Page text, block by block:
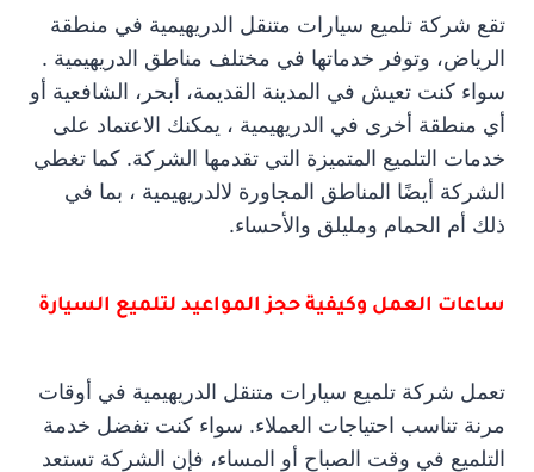
تقع شركة تلميع سيارات متنقل الدريهيمية في منطقة
الرياض، وتوفر خدماتها في مختلف مناطق الدريهيمية .
سواء كنت تعيش في المدينة القديمة، أبحر، الشافعية أو
أي منطقة أخرى في الدريهيمية ، يمكنك الاعتماد على
خدمات التلميع المتميزة التي تقدمها الشركة. كما تغطي
الشركة أيضًا المناطق المجاورة لالدريهيمية ، بما في
ذلك أم الحمام ومليلق والأحساء.
ساعات العمل وكيفية حجز المواعيد لتلميع السيارة
تعمل شركة تلميع سيارات متنقل الدريهيمية في أوقات
مرنة تناسب احتياجات العملاء. سواء كنت تفضل خدمة
التلميع في وقت الصباح أو المساء، فإن الشركة تستعد